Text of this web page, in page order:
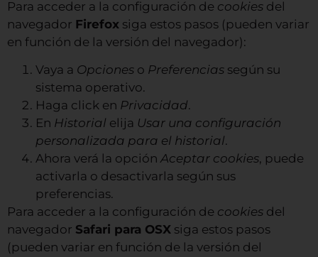
Para acceder a la configuración de cookies del
navegador Firefox siga estos pasos (pueden variar
en función de la versión del navegador):
Vaya a Opciones o Preferencias según su
sistema operativo.
Haga click en Privacidad.
En Historial elija Usar una configuración
personalizada para el historial.
Ahora verá la opciónAceptar cookies, puede
activarla o desactivarla según sus
preferencias.
Para acceder a la configuración de cookies del
navegador Safari para OSX siga estos pasos
(pueden variar en función de la versión del